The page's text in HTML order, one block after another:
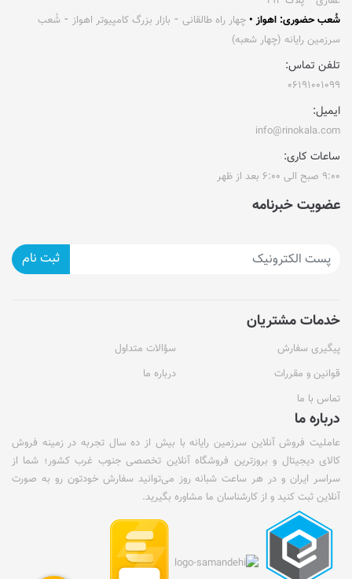
شُعب حضوری: اهواز • چهار راه طالقانی ⁃ بازار بزرگ کامپیوتر اهواز ⁃ شُعب
سرزمین رایانه (چهار شعبه)
تلفن تماس:
۰۶۱۹۱۰۰۱۰۹۹
ایمیل:
info@rinokala.com
ساعات کاری:
۹:۰۰ صبح الی ۶:۰۰ بعد از ظهر
عضویت خبرنامه
ثبت نام
خدمات مشتریان
پیگیری سفارش
سؤالات متداول
قوانین و مقررات
درباره ما
تماس با ما
درباره ما
عاملیت فروش آنلاین سرزمین رایانه با بیش از ده سال تجربه در زمینه فروش
کالای دیجیتال و بروزترین فروشگاه آنلاین تخصصی جنوب غرب کشور؛ شما از
سراسر ایران و در هر ساعت شبانه روز می‌توانید سفارش خودتون رو به صورت
آنلاین ثبت کنید و از کارشناسان ما مشاوره بگیرید.